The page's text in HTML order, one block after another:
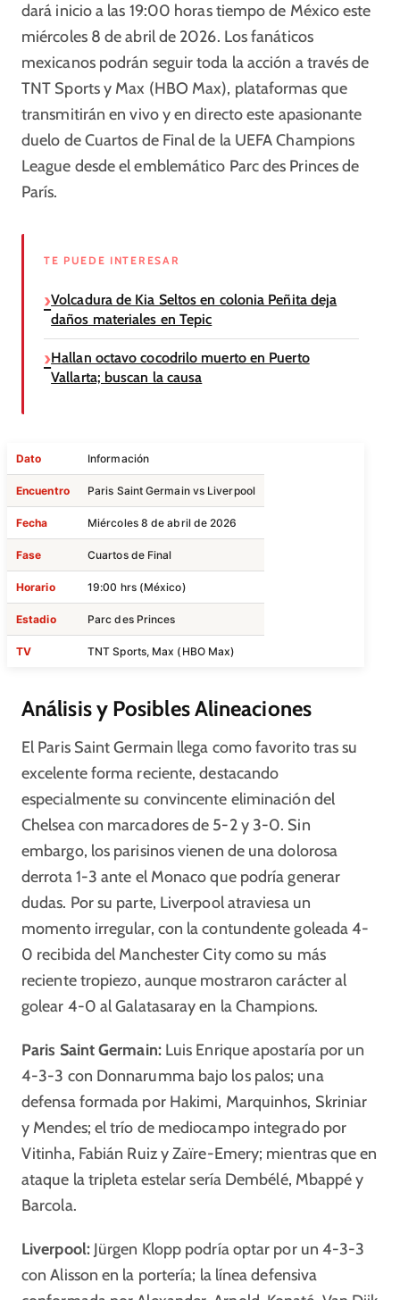
dará inicio a las 19:00 horas tiempo de México este
miércoles 8 de abril de 2026. Los fanáticos
mexicanos podrán seguir toda la acción a través de
TNT Sports y Max (HBO Max), plataformas que
transmitirán en vivo y en directo este apasionante
duelo de Cuartos de Final de la UEFA Champions
League desde el emblemático Parc des Princes de
París.
TE PUEDE INTERESAR
Volcadura de Kia Seltos en colonia Peñita deja
daños materiales en Tepic
Hallan octavo cocodrilo muerto en Puerto
Vallarta; buscan la causa
Dato Información
Encuentro Paris Saint Germain vs Liverpool
Fecha Miércoles 8 de abril de 2026
Fase Cuartos de Final
Horario 19:00 hrs (México)
Estadio Parc des Princes
TV TNT Sports, Max (HBO Max)
Análisis y Posibles Alineaciones
El Paris Saint Germain llega como favorito tras su
excelente forma reciente, destacando
especialmente su convincente eliminación del
Chelsea con marcadores de 5-2 y 3-0. Sin
embargo, los parisinos vienen de una dolorosa
derrota 1-3 ante el Monaco que podría generar
dudas. Por su parte, Liverpool atraviesa un
momento irregular, con la contundente goleada 4-
0 recibida del Manchester City como su más
reciente tropiezo, aunque mostraron carácter al
golear 4-0 al Galatasaray en la Champions.
Paris Saint Germain:Luis Enrique apostaría por un
4-3-3 con Donnarumma bajo los palos; una
defensa formada por Hakimi, Marquinhos, Skriniar
y Mendes; el trío de mediocampo integrado por
Vitinha, Fabián Ruiz y Zaïre-Emery; mientras que en
ataque la tripleta estelar sería Dembélé, Mbappé y
Barcola.
Liverpool:Jürgen Klopp podría optar por un 4-3-3
con Alisson en la portería; la línea defensiva